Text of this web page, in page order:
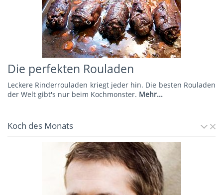
Die perfekten Rouladen
Leckere Rinderrouladen kriegt jeder hin. Die besten Rouladen
der Welt gibt's nur beim Kochmonster. Mehr...
Koch des Monats